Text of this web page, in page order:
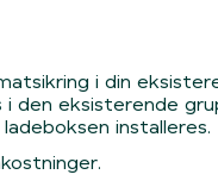
i din
den eksisterende
installeres.